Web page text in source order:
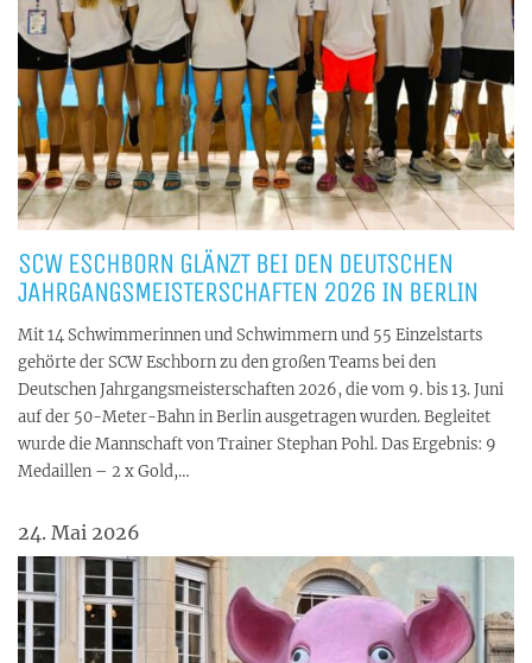
SCW ESCHBORN GLÄNZT BEI DEN DEUTSCHEN
JAHRGANGSMEISTERSCHAFTEN 2026 IN BERLIN
Mit 14 Schwimmerinnen und Schwimmern und 55 Einzelstarts
gehörte der SCW Eschborn zu den großen Teams bei den
Deutschen Jahrgangsmeisterschaften 2026, die vom 9. bis 13. Juni
auf der 50-Meter-Bahn in Berlin ausgetragen wurden. Begleitet
wurde die Mannschaft von Trainer Stephan Pohl. Das Ergebnis: 9
Medaillen – 2 x Gold,…
24. Mai 2026